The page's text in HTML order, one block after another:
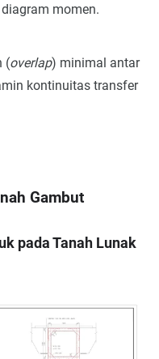
momen.
(overlap) minimal antar
kontinuitas transfer
Gambut
pada Tanah Lunak